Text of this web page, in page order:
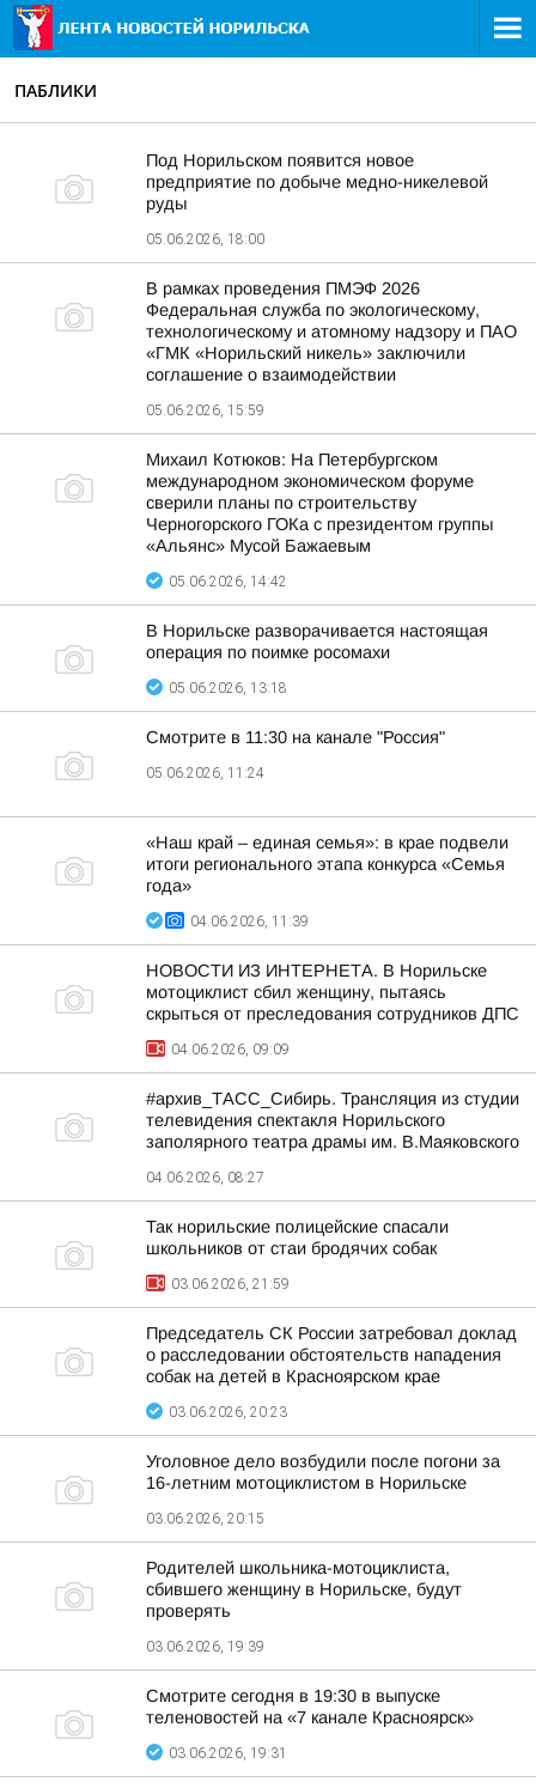
ПАБЛИКИ
Под Норильском появится новое
предприятие по добыче медно-никелевой
руды
05.06.2026, 18:00
В рамках проведения ПМЭФ 2026
Федеральная служба по экологическому,
технологическому и атомному надзору и ПАО
«ГМК «Норильский никель» заключили
соглашение о взаимодействии
05.06.2026, 15:59
Михаил Котюков: На Петербургском
международном экономическом форуме
сверили планы по строительству
Черногорского ГОКа с президентом группы
«Альянс» Мусой Бажаевым
05.06.2026, 14:42
В Норильске разворачивается настоящая
операция по поимке росомахи
05.06.2026, 13:18
Смотрите в 11:30 на канале "Россия"
05.06.2026, 11:24
«Наш край – единая семья»: в крае подвели
итоги регионального этапа конкурса «Семья
года»
04.06.2026, 11:39
НОВОСТИ ИЗ ИНТЕРНЕТА. В Норильске
мотоциклист сбил женщину, пытаясь
скрыться от преследования сотрудников ДПС
04.06.2026, 09:09
#архив_ТАСС_Сибирь. Трансляция из студии
телевидения спектакля Норильского
заполярного театра драмы им. В.Маяковского
04.06.2026, 08:27
Так норильские полицейские спасали
школьников от стаи бродячих собак
03.06.2026, 21:59
Председатель СК России затребовал доклад
о расследовании обстоятельств нападения
собак на детей в Красноярском крае
03.06.2026, 20:23
Уголовное дело возбудили после погони за
16-летним мотоциклистом в Норильске
03.06.2026, 20:15
Родителей школьника-мотоциклиста,
сбившего женщину в Норильске, будут
проверять
03.06.2026, 19:39
Смотрите сегодня в 19:30 в выпуске
теленовостей на «7 канале Красноярск»
03.06.2026, 19:31